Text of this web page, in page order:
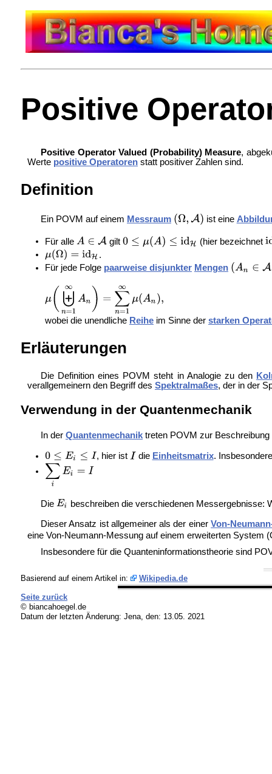
Positive
Positive Operator Valued (Probability) Measure,
Werte positive Operatorenstatt positiver Zahlen sind.
Definition
Ein POVM auf einem Messraum ist eine
Für alle gilt
(hier bezeichnet
Für jede Folge paarweise disjunkter Mengen
wobei die unendliche Reiheim Sinne der starken
Erläuterungen
Die Definition eines POVM steht in Analogie zu den
verallgemeinern den Begriff des Spektralmaßes, der in der
Verwendung in der Quantenmechanik
In der Quantenmechaniktreten POVM zur Beschreibung
, hier ist die Einheitsmatrix.
Die beschreiben die verschiedenen Messergebnisse:
Dieser Ansatz ist allgemeiner als der einerVon-
eine Von-Neumann-Messung auf einem erweiterten System
Insbesondere für die Quanteninformationstheorie sind
Basierend auf einem Artikel in: Wikipedia.de
Seite zurück
© biancahoegel.de
Datum der letzten Änderung: Jena, den: 13.05. 2021